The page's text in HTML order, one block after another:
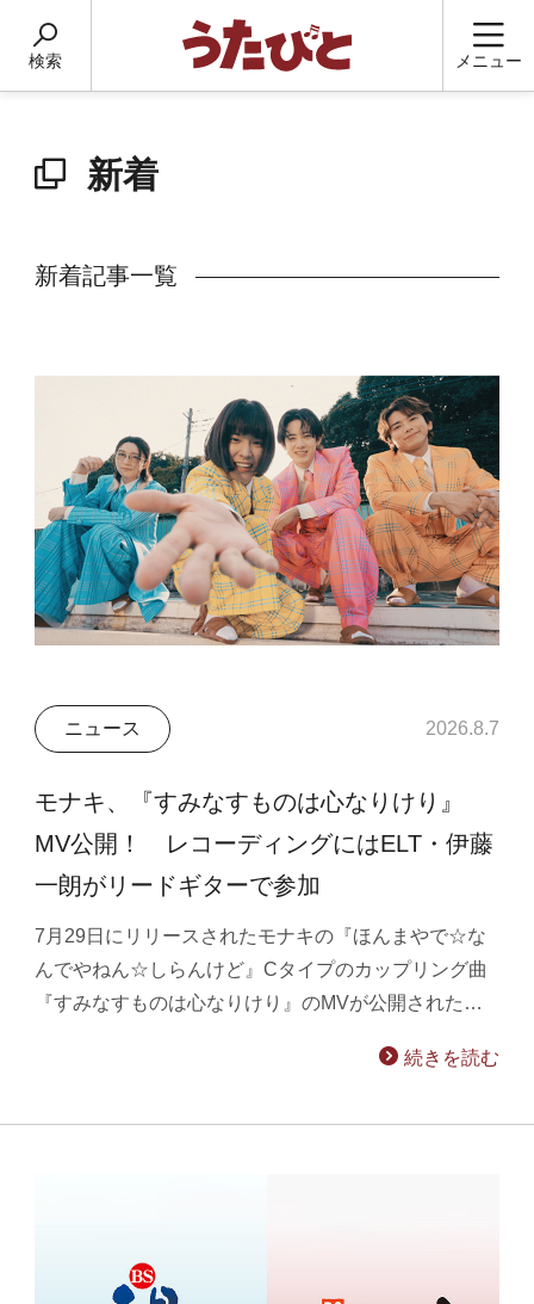
検索 メニュー
新着
新着記事一覧
ニュース 2026.8.7
モナキ、『すみなすものは心なりけり』
MV公開！ レコーディングにはELT・伊藤
一朗がリードギターで参加
7月29日にリリースされたモナキの『ほんまやで☆な
んでやねん☆しらんけど』Cタイプのカップリング曲
『すみなすものは心なりけり』のMVが公開された…
続きを読む